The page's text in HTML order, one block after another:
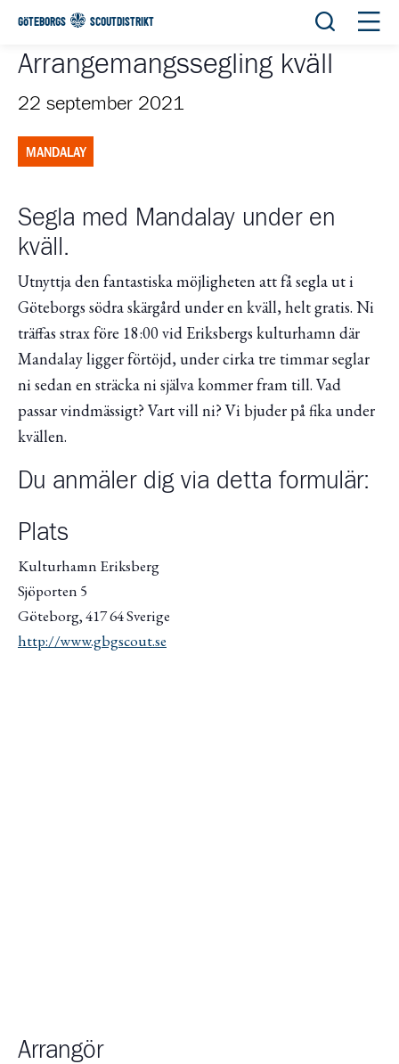
GÖTEBORGS SCOUTDISTRIKT Öppna
Arrangemangssegling kväll
22 september 2021
MANDALAY
Segla med Mandalay under en
kväll.
Utnyttja den fantastiska möjligheten att få segla ut i
Göteborgs södra skärgård under en kväll, helt gratis. Ni
träffas strax före 18:00 vid Eriksbergs kulturhamn där
Mandalay ligger förtöjd, under cirka tre timmar seglar
ni sedan en sträcka ni själva kommer fram till. Vad
passar vindmässigt? Vart vill ni? Vi bjuder på fika under
kvällen.
Du anmäler dig via detta formulär:
Plats
Kulturhamn Eriksberg
Sjöporten 5
Göteborg,417 64Sverige
http://www.gbgscout.se
Arrangör